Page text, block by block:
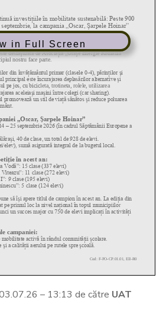
in Full Screen
– 13:13 de către UAT